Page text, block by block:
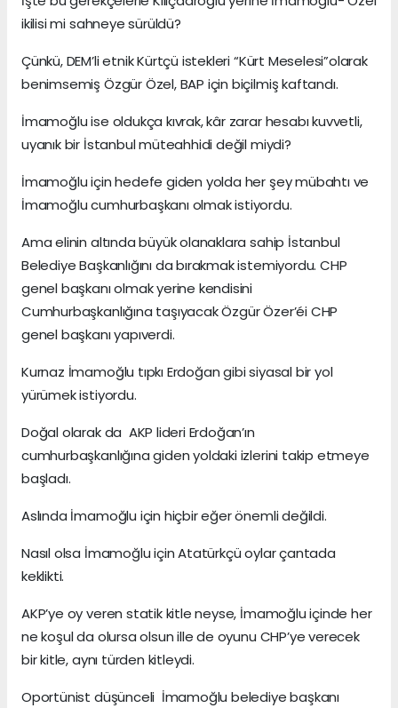
ikilisi mi sahneye sürüldü?
Çünkü, DEM’li etnik Kürtçü istekleri “Kürt Meselesi”olarak
benimsemiş Özgür Özel, BAP için biçilmiş kaftandı.
İmamoğlu ise oldukça kıvrak, kâr zarar hesabı kuvvetli,
uyanık bir İstanbul müteahhidi değil miydi?
İmamoğlu için hedefe giden yolda her şey mübahtı ve
İmamoğlu cumhurbaşkanı olmak istiyordu.
Ama elinin altında büyük olanaklara sahip İstanbul
Belediye Başkanlığını da bırakmak istemiyordu. CHP
genel başkanı olmak yerine kendisini
Cumhurbaşkanlığına taşıyacak Özgür Özer’éi CHP
genel başkanı yapıverdi.
Kurnaz İmamoğlu tıpkı Erdoğan gibi siyasal bir yol
yürümek istiyordu.
Doğal olarak da AKP lideri Erdoğan’ın
cumhurbaşkanlığına giden yoldaki izlerini takip etmeye
başladı.
Aslında İmamoğlu için hiçbir eğer önemli değildi.
Nasıl olsa İmamoğlu için Atatürkçü oylar çantada
keklikti.
AKP’ye oy veren statik kitle neyse, İmamoğlu içinde her
ne koşul da olursa olsun ille de oyunu CHP’ye verecek
bir kitle, aynı türden kitleydi.
Oportünist düşünceli İmamoğlu belediye başkanı